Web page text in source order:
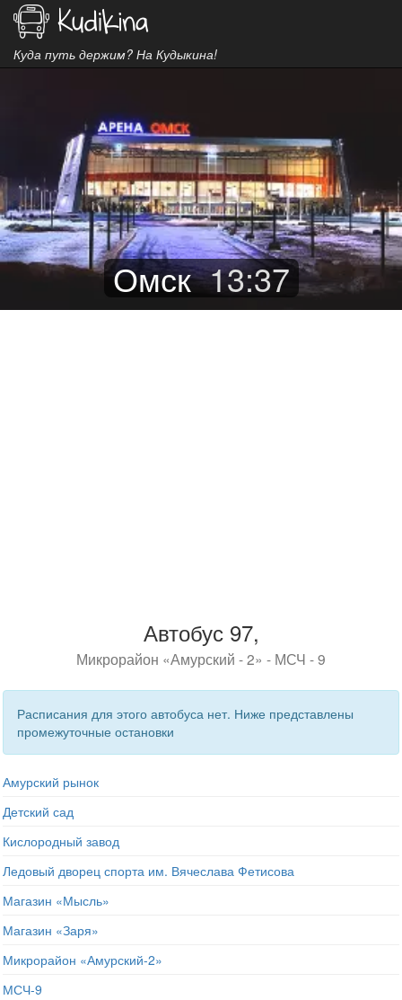
Куда путь держим? На Кудыкина!
Омск 13:37
Автобус 97,
Микрорайон «Амурский - 2» - МСЧ - 9
Расписания для этого автобуса нет. Ниже представлены
промежуточные остановки
Амурский рынок
Детский сад
Кислородный завод
Ледовый дворец спорта им. Вячеслава Фетисова
Магазин «Мысль»
Магазин «Заря»
Микрорайон «Амурский-2»
МСЧ-9